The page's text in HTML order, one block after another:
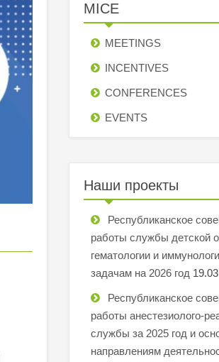
MICE
MEETINGS
INCENTIVES
СONFERENCES
EVENTS
Наши проекты
Республиканское
работы службы детской
гематологии и
задачам на 2026 год
Республиканское
работы анестезиолого-
службы за 2025 год и
направлениям